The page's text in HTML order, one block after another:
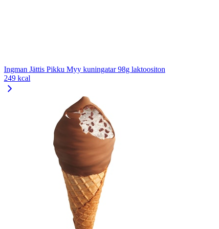
Ingman Jättis Pikku Myy kuningatar 98g laktoositon
249 kcal